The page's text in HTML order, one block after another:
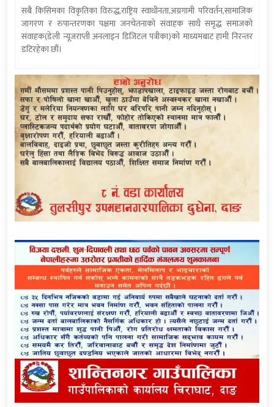
सबै किसिमका विकृतिका विरुद्ध,राष्ट्रिय स्वाधीनता,अग्रगामी परिवर्तन,सामाजिक
जागरण र रुपान्तरणका पक्षमा जनचेतनाको संवाहक साथै समृद्ध समाजको
संवाहक(डेली न्यूजराप्ती अनलाइन डिजिटल पत्रीका)को माध्यमबाट हामी निरन्तर
डटिरहेका छौं।